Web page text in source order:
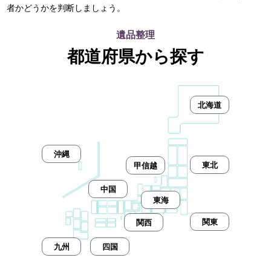
者かどうかを判断しましょう。
遺品整理
都道府県から探す
北海道
東北
甲信越
東海
関東
関西
中国
四国
九州
沖縄